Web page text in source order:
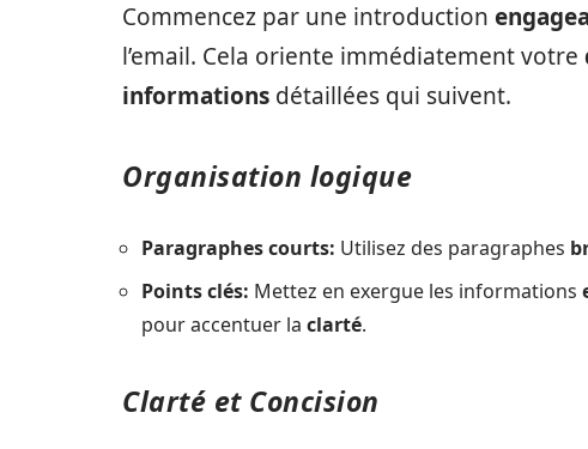
Commencez par une introduction
l’email. Cela oriente immédiatement votre
informations détaillées qui suivent.
Organisation logique
Paragraphes courts: Utilisez des paragraphes
Points clés: Mettez en exergue les informations
pour accentuer la clarté.
Clarté et Concision